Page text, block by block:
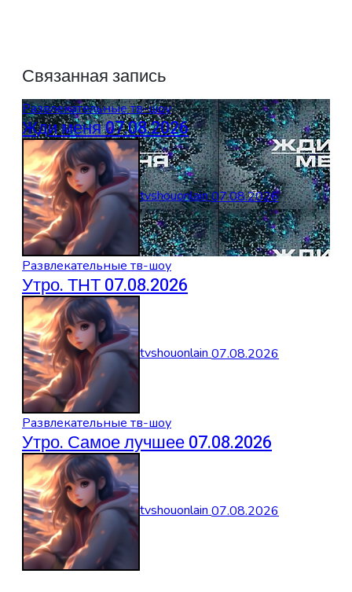
Связанная запись
Развлекательные тв-шоу
Жди меня 07.08.2026
tvshouonlain07.08.2026
Развлекательные тв-шоу
Утро. ТНТ 07.08.2026
tvshouonlain07.08.2026
Развлекательные тв-шоу
Утро. Самое лучшее 07.08.2026
tvshouonlain07.08.2026